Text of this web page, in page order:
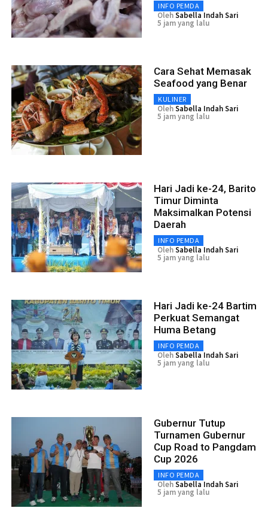
INFO PEMDA
OlehSabella Indah Sari
5 jam yang lalu
Cara Sehat Memasak
Seafood yang Benar
KULINER
OlehSabella Indah Sari
5 jam yang lalu
Hari Jadi ke-24, Barito
Timur Diminta
Maksimalkan Potensi
Daerah
INFO PEMDA
OlehSabella Indah Sari
5 jam yang lalu
Hari Jadi ke-24 Bartim
Perkuat Semangat
Huma Betang
INFO PEMDA
OlehSabella Indah Sari
5 jam yang lalu
Gubernur Tutup
Turnamen Gubernur
Cup Road to Pangdam
Cup 2026
INFO PEMDA
OlehSabella Indah Sari
5 jam yang lalu